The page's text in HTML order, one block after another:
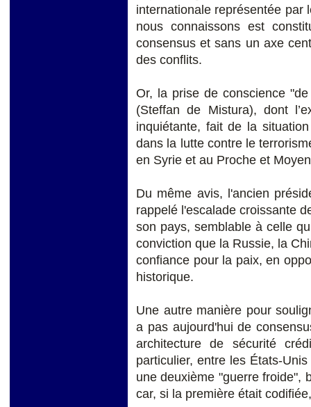
internationale représentée par
nous connaissons est
consensus et sans un axe
des conflits.
Or, la prise de conscience
(Steffan de Mistura), dont
inquiétante, fait de la
dans la lutte contre le
en Syrie et au Proche et
Du même avis, l'ancien
rappelé l'escalade croissante
son pays, semblable à celle
conviction que la Russie, la
confiance pour la paix, en
historique.
Une autre manière pour
a pas aujourd'hui de
architecture de sécurité
particulier, entre les États-
une deuxième "guerre froide",
car, si la première était